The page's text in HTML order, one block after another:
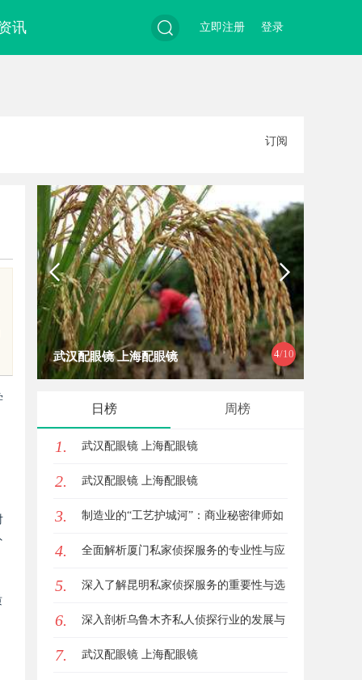
讯
索
登录
立即注册
订阅
4/10
武汉配眼镜 上海配眼镜
日榜 周榜
1. 武汉配眼镜 上海配眼镜
2. 武汉配眼镜 上海配眼镜
3. 制造业的“工艺护城河”：商业秘密律师如
何守住车间里的“Know-how”
4. 全面解析厦门私家侦探服务的专业性与应
用场景
5. 深入了解昆明私家侦探服务的重要性与选
择指南
6. 深入剖析乌鲁木齐私人侦探行业的发展与
应用现状
7. 武汉配眼镜 上海配眼镜